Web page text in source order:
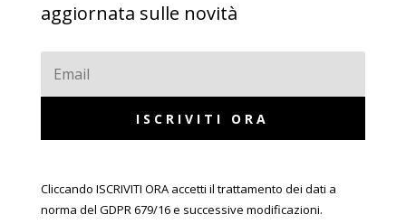
aggiornata sulle novità
ISCRIVITI ORA
Cliccando ISCRIVITI ORA accetti il trattamento dei dati a
norma del GDPR 679/16 e successive modificazioni.